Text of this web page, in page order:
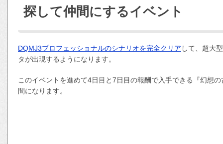
探して仲間にするイベント
DQMJ3プロフェッショナルのシナリオを完全クリア して、超大
タが出現するようになります。
このイベントを進めて4日目と7日目の報酬で入手できる『幻想
間になります。